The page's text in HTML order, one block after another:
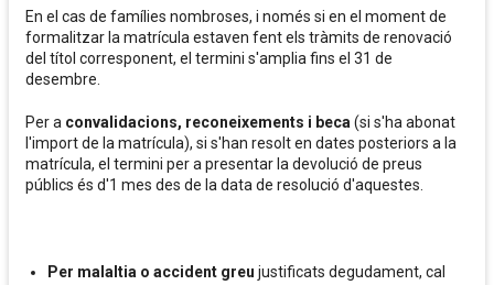
En el cas de famílies nombroses, i només si en el moment de
formalitzar la matrícula estaven fent els tràmits de renovació
del títol corresponent, el termini s'amplia fins el 31 de
desembre.
Per a convalidacions, reconeixements i beca(si s'ha abonat
l'import de la matrícula), si s'han resolt en dates posteriors a la
matrícula, el termini per a presentar la devolució de preus
públics és d'1 mes des de la data de resolució d'aquestes.
Per malaltia o accident greu justificats degudament, cal